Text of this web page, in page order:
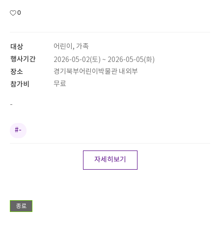
0
대상 어린이, 가족
행사기간 2026-05-02(토) ~ 2026-05-05(화)
장소 경기북부어린이박물관 내외부
참가비 무료
-
#-
자세히보기
종료